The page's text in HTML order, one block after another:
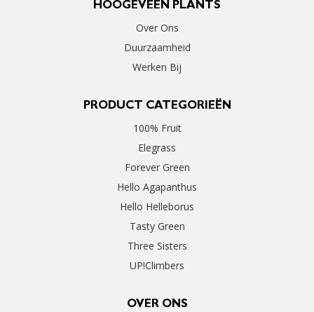
HOOGEVEEN PLANTS
Over Ons
Duurzaamheid
Werken Bij
PRODUCT CATEGORIEËN
100% Fruit
Elegrass
Forever Green
Hello Agapanthus
Hello Helleborus
Tasty Green
Three Sisters
UP!Climbers
OVER ONS